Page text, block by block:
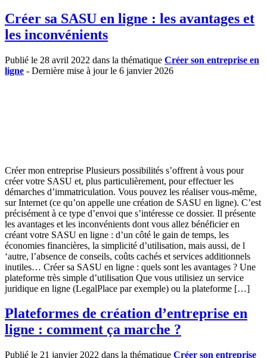
Créer sa SASU en ligne : les avantages et
les inconvénients
Publié le 28 avril 2022 dans la thématique Créer son entreprise en
ligne - Dernière mise à jour le 6 janvier 2026
Créer mon entreprise Plusieurs possibilités s’offrent à vous pour
créer votre SASU et, plus particulièrement, pour effectuer les
démarches d’immatriculation. Vous pouvez les réaliser vous-même,
sur Internet (ce qu’on appelle une création de SASU en ligne). C’est
précisément à ce type d’envoi que s’intéresse ce dossier. Il présente
les avantages et les inconvénients dont vous allez bénéficier en
créant votre SASU en ligne : d’un côté le gain de temps, les
économies financières, la simplicité d’utilisation, mais aussi, de l
‘autre, l’absence de conseils, coûts cachés et services additionnels
inutiles… Créer sa SASU en ligne : quels sont les avantages ? Une
plateforme très simple d’utilisation Que vous utilisiez un service
juridique en ligne (LegalPlace par exemple) ou la plateforme […]
Plateformes de création d’entreprise en
ligne : comment ça marche ?
Publié le 21 janvier 2022 dans la thématique Créer son entreprise